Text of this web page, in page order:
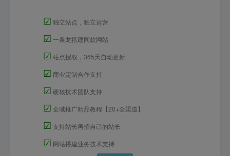
☑ 独立站点，独立运营
☑ 一条龙搭建同款网站
☑ 站点授权，365天自动更新
☑ 商业定制合作支持
☑ 硬核技术团队支持
☑ 全域推广精品教程【20+全渠道】
☑ 支持站长再招自己的站长
☑ 网站搭建业务技术支持